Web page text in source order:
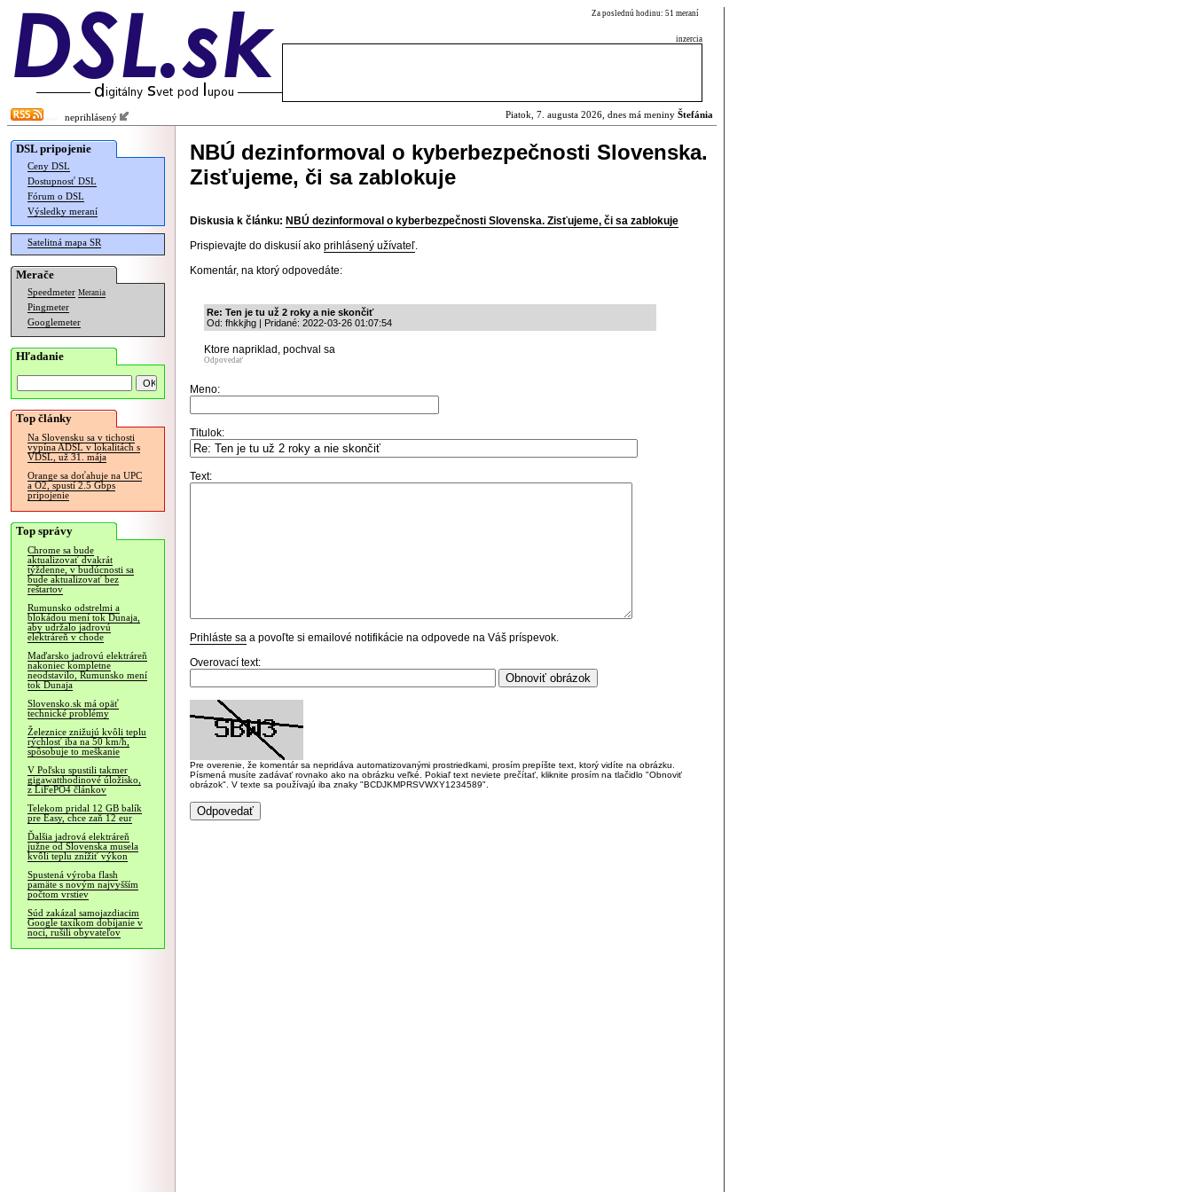
Za poslednú hodinu: 51 meraní
inzercia
neprihlásený Piatok, 7. augusta 2026, dnes má meniny Štefánia
DSL pripojenie
Ceny DSL
Dostupnosť DSL
Fórum o DSL
Výsledky meraní
Satelitná mapa SR
Merače
Speedmeter Merania
Pingmeter
Googlemeter
Hľadanie
Top články
Na Slovensku sa v tichosti
vypína ADSL v lokalitách s
VDSL, už 31. mája
Orange sa doťahuje na UPC
a O2, spustí 2.5 Gbps
pripojenie
Top správy
Chrome sa bude
aktualizovať dvakrát
týždenne, v budúcnosti sa
bude aktualizovať bez
reštartov
Rumunsko odstrelmi a
blokádou mení tok Dunaja,
aby udržalo jadrovú
elektráreň v chode
Maďarsko jadrovú elektráreň
nakoniec kompletne
neodstavilo, Rumunsko mení
tok Dunaja
Slovensko.sk má opäť
technické problémy
Železnice znižujú kvôli teplu
rýchlosť iba na 50 km/h,
spôsobuje to meškanie
V Poľsku spustili takmer
gigawatthodinové úložisko,
z LiFePO4 článkov
Telekom pridal 12 GB balík
pre Easy, chce zaň 12 eur
Ďalšia jadrová elektráreň
južne od Slovenska musela
kvôli teplu znížiť výkon
Spustená výroba flash
pamäte s novým najvyšším
počtom vrstiev
Súd zakázal samojazdiacim
Google taxíkom dobíjanie v
noci, rušili obyvateľov
NBÚ dezinformoval o kyberbezpečnosti Slovenska.
Zisťujeme, či sa zablokuje
Diskusia k článku: NBÚ dezinformoval o kyberbezpečnosti Slovenska. Zisťujeme, či sa zablokuje
Prispievajte do diskusií ako prihlásený užívateľ.
Komentár, na ktorý odpovedáte:
Re: Ten je tu už 2 roky a nie skončiť
Od: fhkkjhg | Pridané: 2022-03-26 01:07:54
Ktore napriklad, pochval sa
Odpovedať
Meno:
Titulok:
Text:
Prihláste sa a povoľte si emailové notifikácie na odpovede na Váš príspevok.
Overovací text:
Pre overenie, že komentár sa nepridáva automatizovanými prostriedkami, prosím prepíšte text, ktorý vidíte na obrázku.
Písmená musíte zadávať rovnako ako na obrázku veľké. Pokiaľ text neviete prečítať, kliknite prosím na tlačidlo "Obnoviť
obrázok". V texte sa používajú iba znaky "BCDJKMPRSVWXY1234589".